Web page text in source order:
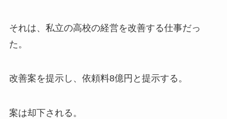
それは、私立の高校の経営を改善する仕事だっ
た。
改善案を提示し、依頼料8億円と提示する。
案は却下される。